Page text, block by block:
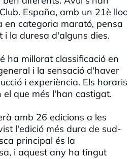
España, amb un 21è lloc
en categoria marató, pensa
la duresa d'alguns dies.
ha millorat classificació en
i la sensació d'haver
i experiència. Els horaris
que més l'han castigat.
amb 26 edicions a les
l'edició més dura de sud-
principal és la
i aquest any ha tingut